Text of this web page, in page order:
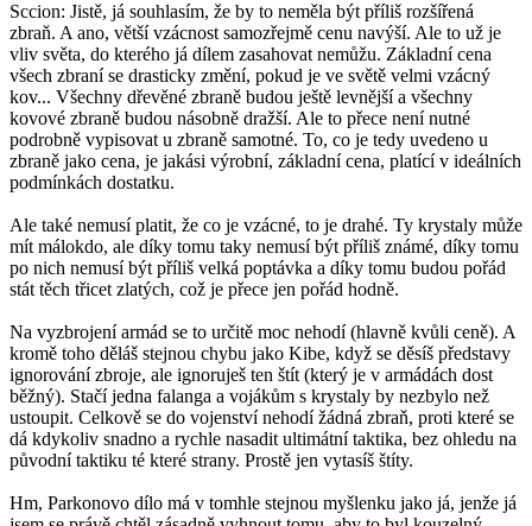
Sccion: Jistě, já souhlasím, že by to neměla být příliš rozšířená
zbraň. A ano, větší vzácnost samozřejmě cenu navýší. Ale to už je
vliv světa, do kterého já dílem zasahovat nemůžu. Základní cena
všech zbraní se drasticky změní, pokud je ve světě velmi vzácný
kov... Všechny dřevěné zbraně budou ještě levnější a všechny
kovové zbraně budou násobně dražší. Ale to přece není nutné
podrobně vypisovat u zbraně samotné. To, co je tedy uvedeno u
zbraně jako cena, je jakási výrobní, základní cena, platící v ideálních
podmínkách dostatku.
Ale také nemusí platit, že co je vzácné, to je drahé. Ty krystaly může
mít málokdo, ale díky tomu taky nemusí být příliš známé, díky tomu
po nich nemusí být příliš velká poptávka a díky tomu budou pořád
stát těch třicet zlatých, což je přece jen pořád hodně.
Na vyzbrojení armád se to určitě moc nehodí (hlavně kvůli ceně). A
kromě toho děláš stejnou chybu jako Kibe, když se děsíš představy
ignorování zbroje, ale ignoruješ ten štít (který je v armádách dost
běžný). Stačí jedna falanga a vojákům s krystaly by nezbylo než
ustoupit. Celkově se do vojenství nehodí žádná zbraň, proti které se
dá kdykoliv snadno a rychle nasadit ultimátní taktika, bez ohledu na
původní taktiku té které strany. Prostě jen vytasíš štíty.
Hm, Parkonovo dílo má v tomhle stejnou myšlenku jako já, jenže já